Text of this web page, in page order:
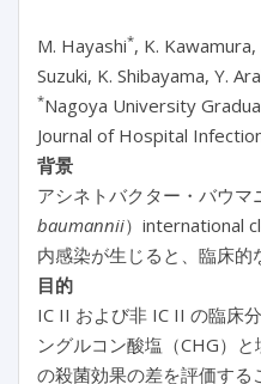
M. Hayashi*, K. Kawamura,
Suzuki, K. Shibayama, Y.
*Nagoya University
Journal of Hospital
背景
アシネトバクター・バウマ
baumannii）international
内感染が生じると、臨床的
目的
IC II および非 IC II の臨床
ングルコン酸塩（CHG）
の殺菌効果の差を評価する